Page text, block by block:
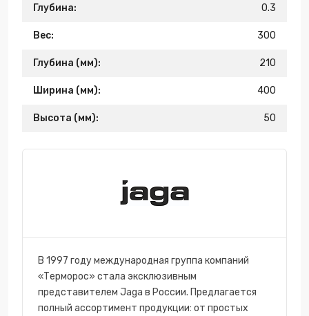
Глубина: 0.3
Вес: 300
Глубина (мм): 210
Ширина (мм): 400
Высота (мм): 50
В 1997 году международная группа компаний
«Терморос» стала эксклюзивным
представителем Jaga в России. Предлагается
полный ассортимент продукции: от простых